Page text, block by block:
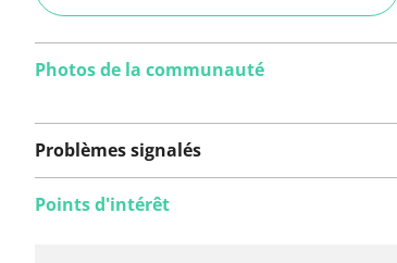
Photos de la communauté
Problèmes signalés
Points d'intérêt